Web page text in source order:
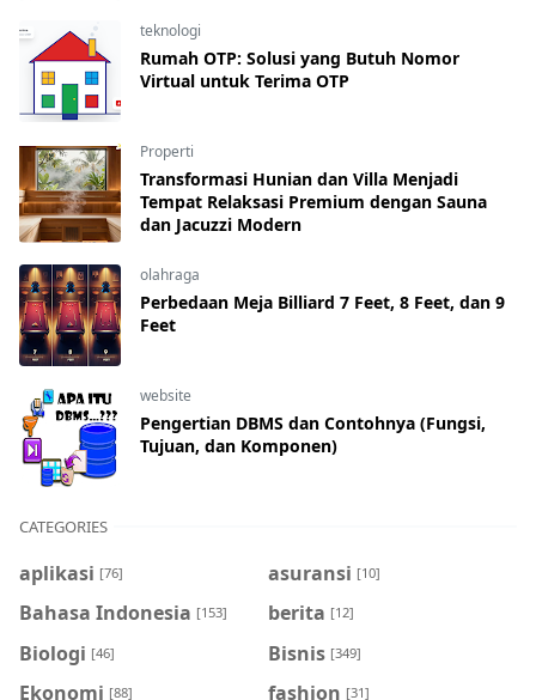
teknologi
Rumah OTP: Solusi yang Butuh Nomor
Virtual untuk Terima OTP
Properti
Transformasi Hunian dan Villa Menjadi
Tempat Relaksasi Premium dengan Sauna
dan Jacuzzi Modern
olahraga
Perbedaan Meja Billiard 7 Feet, 8 Feet, dan 9
Feet
website
Pengertian DBMS dan Contohnya (Fungsi,
Tujuan, dan Komponen)
CATEGORIES
aplikasi [76] asuransi [10]
Bahasa Indonesia [153] berita [12]
Biologi [46] Bisnis [349]
Ekonomi [88] fashion [31]